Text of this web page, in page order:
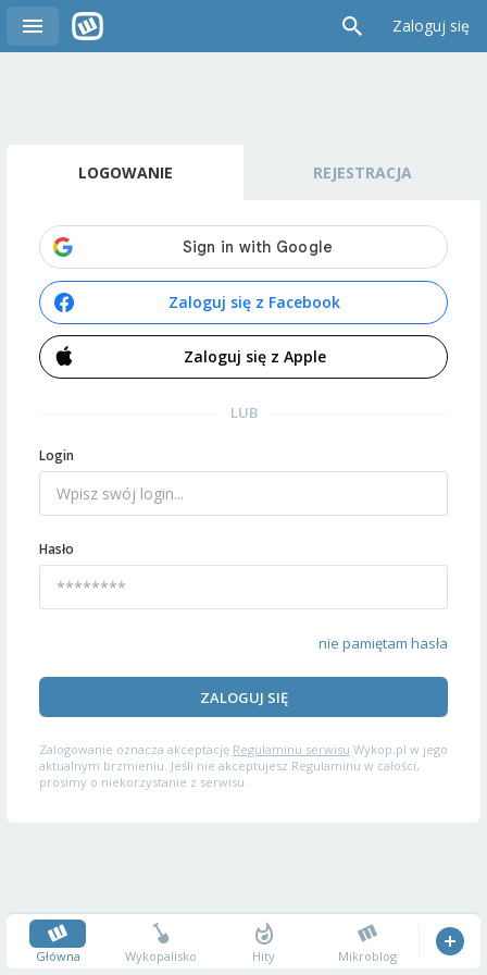
Zaloguj się
LOGOWANIE REJESTRACJA
Zaloguj się z Facebook
Zaloguj się z Apple
LUB
Login
Hasło
nie pamiętam hasła
ZALOGUJ SIĘ
Zalogowanie oznacza akceptację Regulaminu serwisu Wykop.pl w jego
aktualnym brzmieniu. Jeśli nie akceptujesz Regulaminu w całości,
prosimy o niekorzystanie z serwisu.
Główna Wykopalisko Hity Mikroblog